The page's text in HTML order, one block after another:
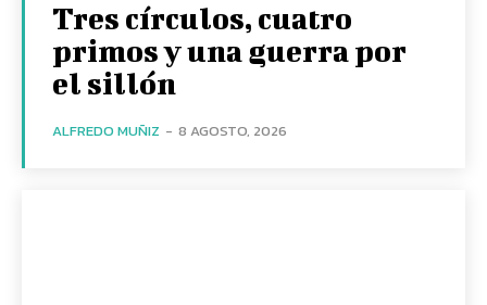
Tres círculos, cuatro
primos y una guerra por
el sillón
ALFREDO MUÑIZ - 8 AGOSTO, 2026